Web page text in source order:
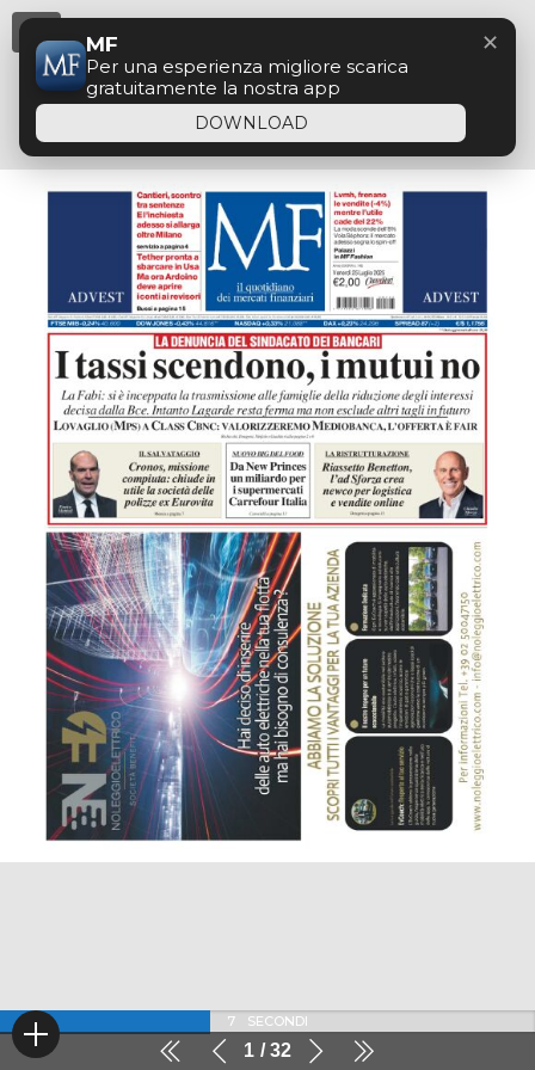
1 32
6 SECONDI
MF
Per una esperienza migliore scarica
gratuitamente la nostra app
DOWNLOAD
✕
Menu